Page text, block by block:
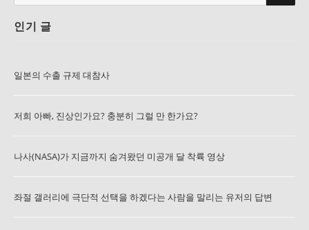
색:
인기 글
일본의 수출 규제 대참사
저희 아빠, 진상인가요? 충분히 그럴 만 한가요?
나사(NASA)가 지금까지 숨겨왔던 미공개 달 착륙 영상
좌절 갤러리에 극단적 선택을 하겠다는 사람을 말리는 유저의 답변